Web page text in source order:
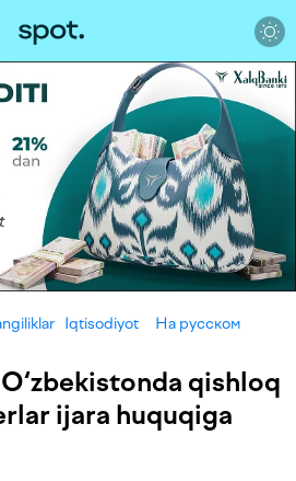
Iqtisodiyot
На русском
qishloq
ijara huquqiga